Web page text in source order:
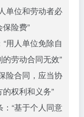
单位和劳动者必
险费”
用人单位免除自
劳动合同无效”
险合同，应当协
权利和义务”
“基于个人同意